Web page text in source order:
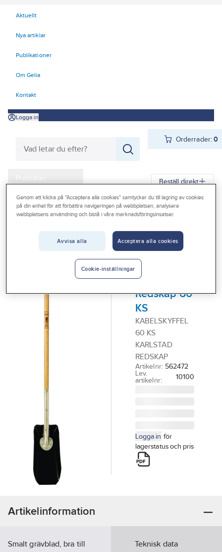
Aktuellt
Nya artiklar
Publikationer
Om Gelia
Kontakt
Logga in
Orderrader:0
Produkter
Kampanjer
Outlet
Beställ direkt
Gelia Produkter
Verktyg & Maskiner
Kabelskyffel
Karlstad
Redskap 60
KS
KABELSKYFFEL
60 KS
KARLSTAD
REDSKAP
Artikelnr: 562472
Lev.
artikelnr:
10100
Logga in för
lagerstatus och pris
Artikelinformation
Smalt grävblad, bra till
Teknisk data
Genom att klicka på "Acceptera alla cookies" samtycker du till lagring av cookies
på din enhet för att förbättra navigeringen på webbplatsen, analysera
webbplatsens användning och bistå i våra marknadsföringsinsatser.
Avvisa alla Acceptera alla cookies
Cookie-inställningar